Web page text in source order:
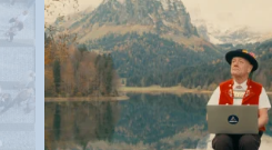
Anwil
Appenzell
Au SG
Baar
Baden